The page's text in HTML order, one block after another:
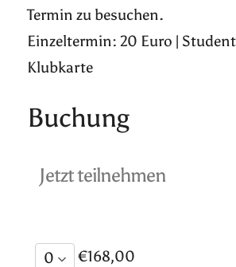
Termin zu besuchen.
Einzeltermin: 20 Euro |
Klubkarte
Buchung
Jetzt teilnehmen
€168,00